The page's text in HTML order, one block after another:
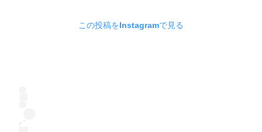
この投稿をInstagramで見る